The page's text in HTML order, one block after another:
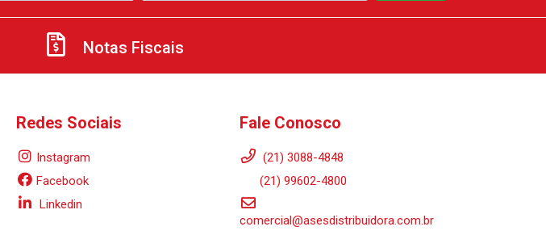
Notas Fiscais
Redes Sociais
Instagram
Facebook
Linkedin
Fale Conosco
(21) 3088-4848
(21) 99602-4800
comercial@asesdistribuidora.com.br